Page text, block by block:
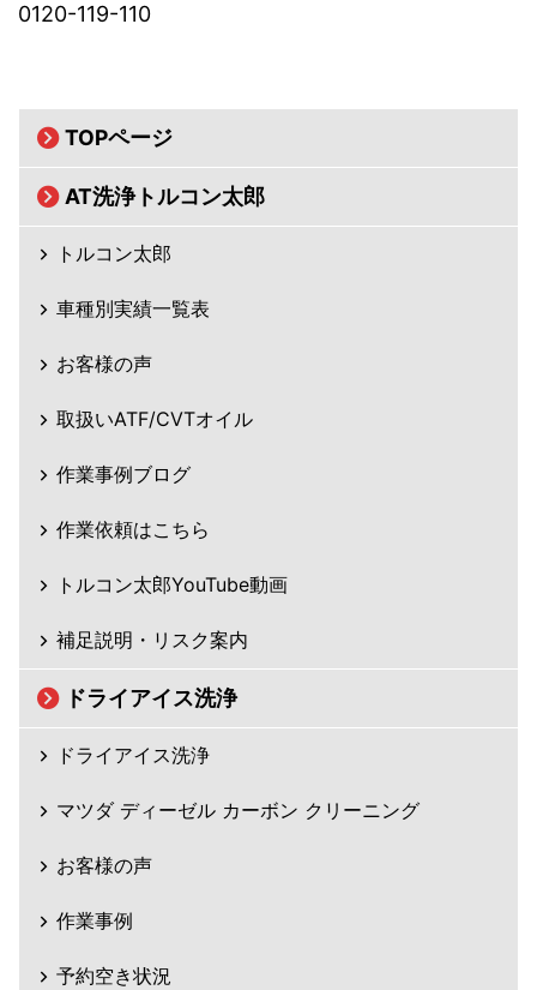
0120-119-110
TOPページ
AT洗浄トルコン太郎
トルコン太郎
車種別実績一覧表
お客様の声
取扱いATF/CVTオイル
作業事例ブログ
作業依頼はこちら
トルコン太郎YouTube動画
補足説明・リスク案内
ドライアイス洗浄
ドライアイス洗浄
マツダ ディーゼル カーボン クリーニング
お客様の声
作業事例
予約空き状況